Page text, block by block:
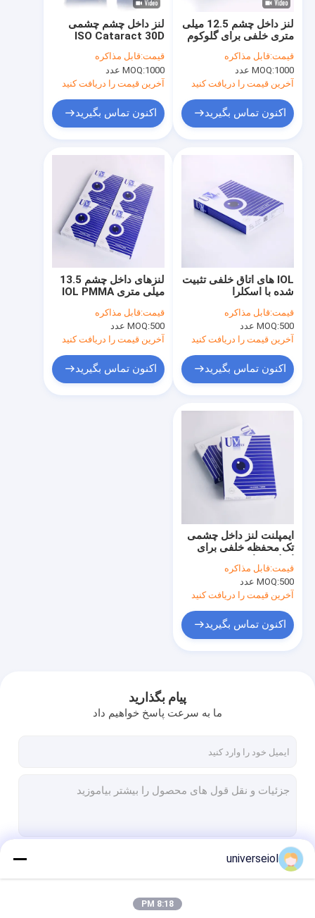
با ما تماس بگیرید
درخواست نقل قول
لنز PMMA داخل چشم
لنز داخل چشم آب دوست
لنز داخل چشمی اتاق خلفی
لنز مونوفوکال داخل چشم
لنز تاشو داخل چشم
انژکتور لنز داخل چشمی
سوزن های بخیه چشم
لنز درون‌چشمی چندکانونی
IOL های هیدروفوب
لنز داخل چشم چشمی
ISO Cataract 30D
قیمت:قابل مذاکره
MOQ:1000 عدد
آخرین قیمت را دریافت کنید
اکنون تماس بگیرید
لنز داخل چشم 12.5 میلی
متری خلفی برای گلوکوم
قیمت:قابل مذاکره
MOQ:1000 عدد
آخرین قیمت را دریافت کنید
اکنون تماس بگیرید
لنزهای داخل چشم 13.5
میلی متری IOL PMMA
قیمت:قابل مذاکره
MOQ:500 عدد
آخرین قیمت را دریافت کنید
اکنون تماس بگیرید
IOL های اتاق خلفی تثبیت
شده با اسکلرا
قیمت:قابل مذاکره
MOQ:500 عدد
آخرین قیمت را دریافت کنید
اکنون تماس بگیرید
ایمپلنت لنز داخل چشمی
تک محفظه خلفی برای
قیمت:قابل مذاکره
MOQ:500 عدد
آخرین قیمت را دریافت کنید
اکنون تماس بگیرید
پیام بگذارید
ما به سرعت پاسخ خواهیم داد
universeiol
8:18 PM